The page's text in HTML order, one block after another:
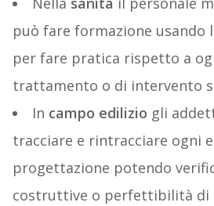
può fare formazione usando
per fare pratica rispetto a
trattamento o di intervento
In campo edilizio gli
tracciare e rintracciare ogni
progettazione potendo
costruttive o perfettibilità di